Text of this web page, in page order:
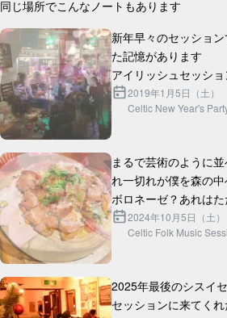
同じ場所でこんなノートもあります
新年早々のセッショ
た記憶があります
アイリッシュセッシ
ョン、歌、ダンス、
ムの新年会でした
2019年1月5日（土）
Celtic New Year's
まるで芸術のように
れ一切れが僕を森の中
ボロネーゼ？あれは
と情熱が織りなす、ま
チキングリルはどう
2024年10月5日（土）
Celtic Folk Music
2025年最後のシスイ
セッションに来てく